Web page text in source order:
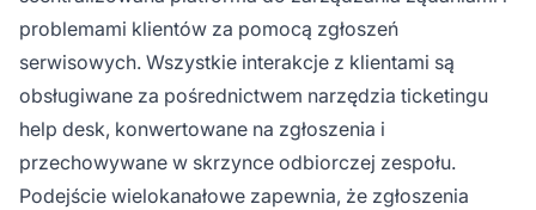
problemami klientów za pomocą zgłoszeń
serwisowych. Wszystkie interakcje z klientami są
obsługiwane za pośrednictwem narzędzia ticketingu
help desk, konwertowane na zgłoszenia i
przechowywane w skrzynce odbiorczej zespołu.
Podejście wielokanałowe zapewnia, że zgłoszenia